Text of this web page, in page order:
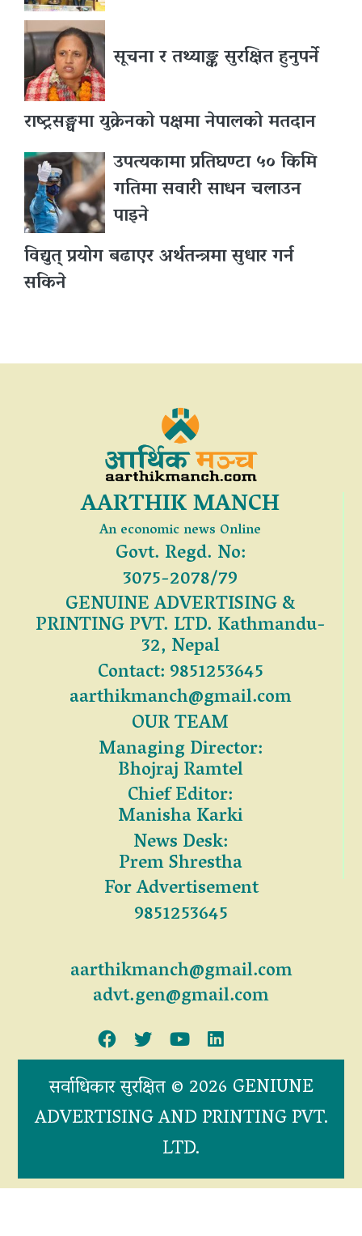
सूचना र तथ्याङ्क सुरक्षित हुनुपर्ने
राष्ट्रसङ्घमा युक्रेनको पक्षमा नेपालको मतदान
उपत्यकामा प्रतिघण्टा ५० किमि
गतिमा सवारी साधन चलाउन
पाइने
विद्युत् प्रयोग बढाएर अर्थतन्त्रमा सुधार गर्न
सकिने
AARTHIK MANCH
An economic news Online
Govt. Regd. No:
3075-2078/79
GENUINE ADVERTISING &
PRINTING PVT. LTD. Kathmandu-
32, Nepal
Contact: 9851253645
aarthikmanch@gmail.com
OUR TEAM
Managing Director:
Bhojraj Ramtel
Chief Editor:
Manisha Karki
News Desk:
Prem Shrestha
For Advertisement
9851253645
aarthikmanch@gmail.com
advt.gen@gmail.com
सर्वाधिकार सुरक्षित © 2026 GENIUNE
ADVERTISING AND PRINTING PVT.
LTD.